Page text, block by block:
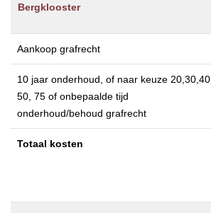
Bergklooster
Aankoop grafrecht
10 jaar onderhoud, of naar keuze 20,30,40,
50, 75 of onbepaalde tijd
onderhoud/behoud grafrecht
Totaal kosten